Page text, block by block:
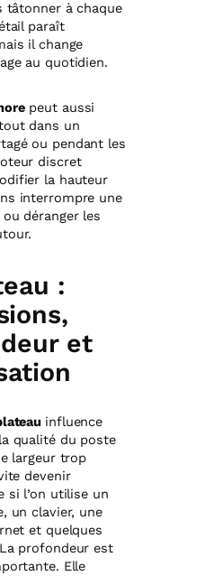
tâtonner à chaque
paraît
il change
au quotidien.
peut aussi
dans un
ou pendant les
discret
la hauteur
interrompre une
déranger les
:
et
influence
qualité du poste
largeur trop
devenir
si l’on utilise un
un clavier, une
et quelques
profondeur est
Elle